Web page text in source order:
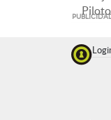
Piloto